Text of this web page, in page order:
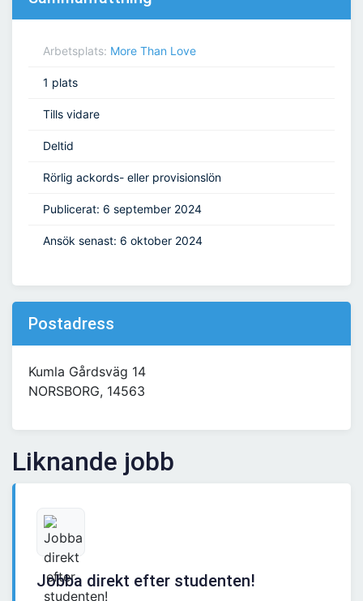
Arbetsplats: More Than Love
1 plats
Tills vidare
Deltid
Rörlig ackords- eller provisionslön
Publicerat: 6 september 2024
Ansök senast: 6 oktober 2024
Postadress
Kumla Gårdsväg 14
NORSBORG, 14563
Liknande jobb
Jobba direkt efter studenten!